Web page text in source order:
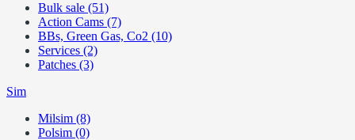
Bulk sale (51)
Action Cams (7)
BBs, Green Gas, Co2 (10)
Services (2)
Patches (3)
Sim
Milsim (8)
Polsim (0)